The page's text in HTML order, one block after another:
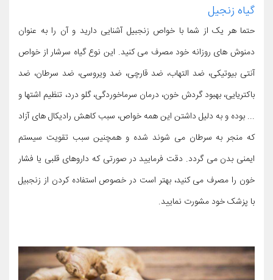
گیاه زنجیل
حتما هر یک از شما با خواص زنجبیل آشنایی دارید و آن را به عنوان
دمنوش های روزانه خود مصرف می کنید. این نوع گیاه سرشار از خواص
آنتی بیوتیکی، ضد التهاب، ضد قارچی، ضد ویروسی، ضد سرطان، ضد
باکتریایی، بهبود گردش خون، درمان سرماخوردگی، گلو درد، تنظیم اشتها و
... بوده و به دلیل داشتن این همه خواص، سبب کاهش رادیکال های آزاد
که منجر به سرطان می شوند شده و همچنین سبب تقویت سیستم
ایمنی بدن می گردد. دقت فرمایید در صورتی که داروهای قلبی یا فشار
خون را مصرف می کنید، بهتر است در خصوص استفاده کردن از زنجبیل
با پزشک خود مشورت نمایید.